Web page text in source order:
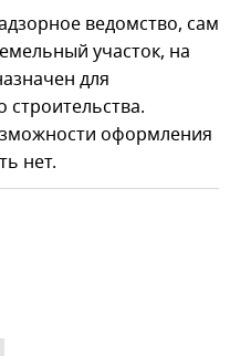
ведомство, сам
участок, на
для
оформления
нет.